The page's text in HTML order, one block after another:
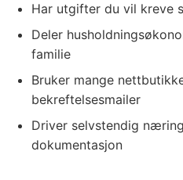
Har utgifter du vil kreve
Deler
familie
Bruker mange
bekreftelsesmailer
Driver selvstendig
dokumentasjon